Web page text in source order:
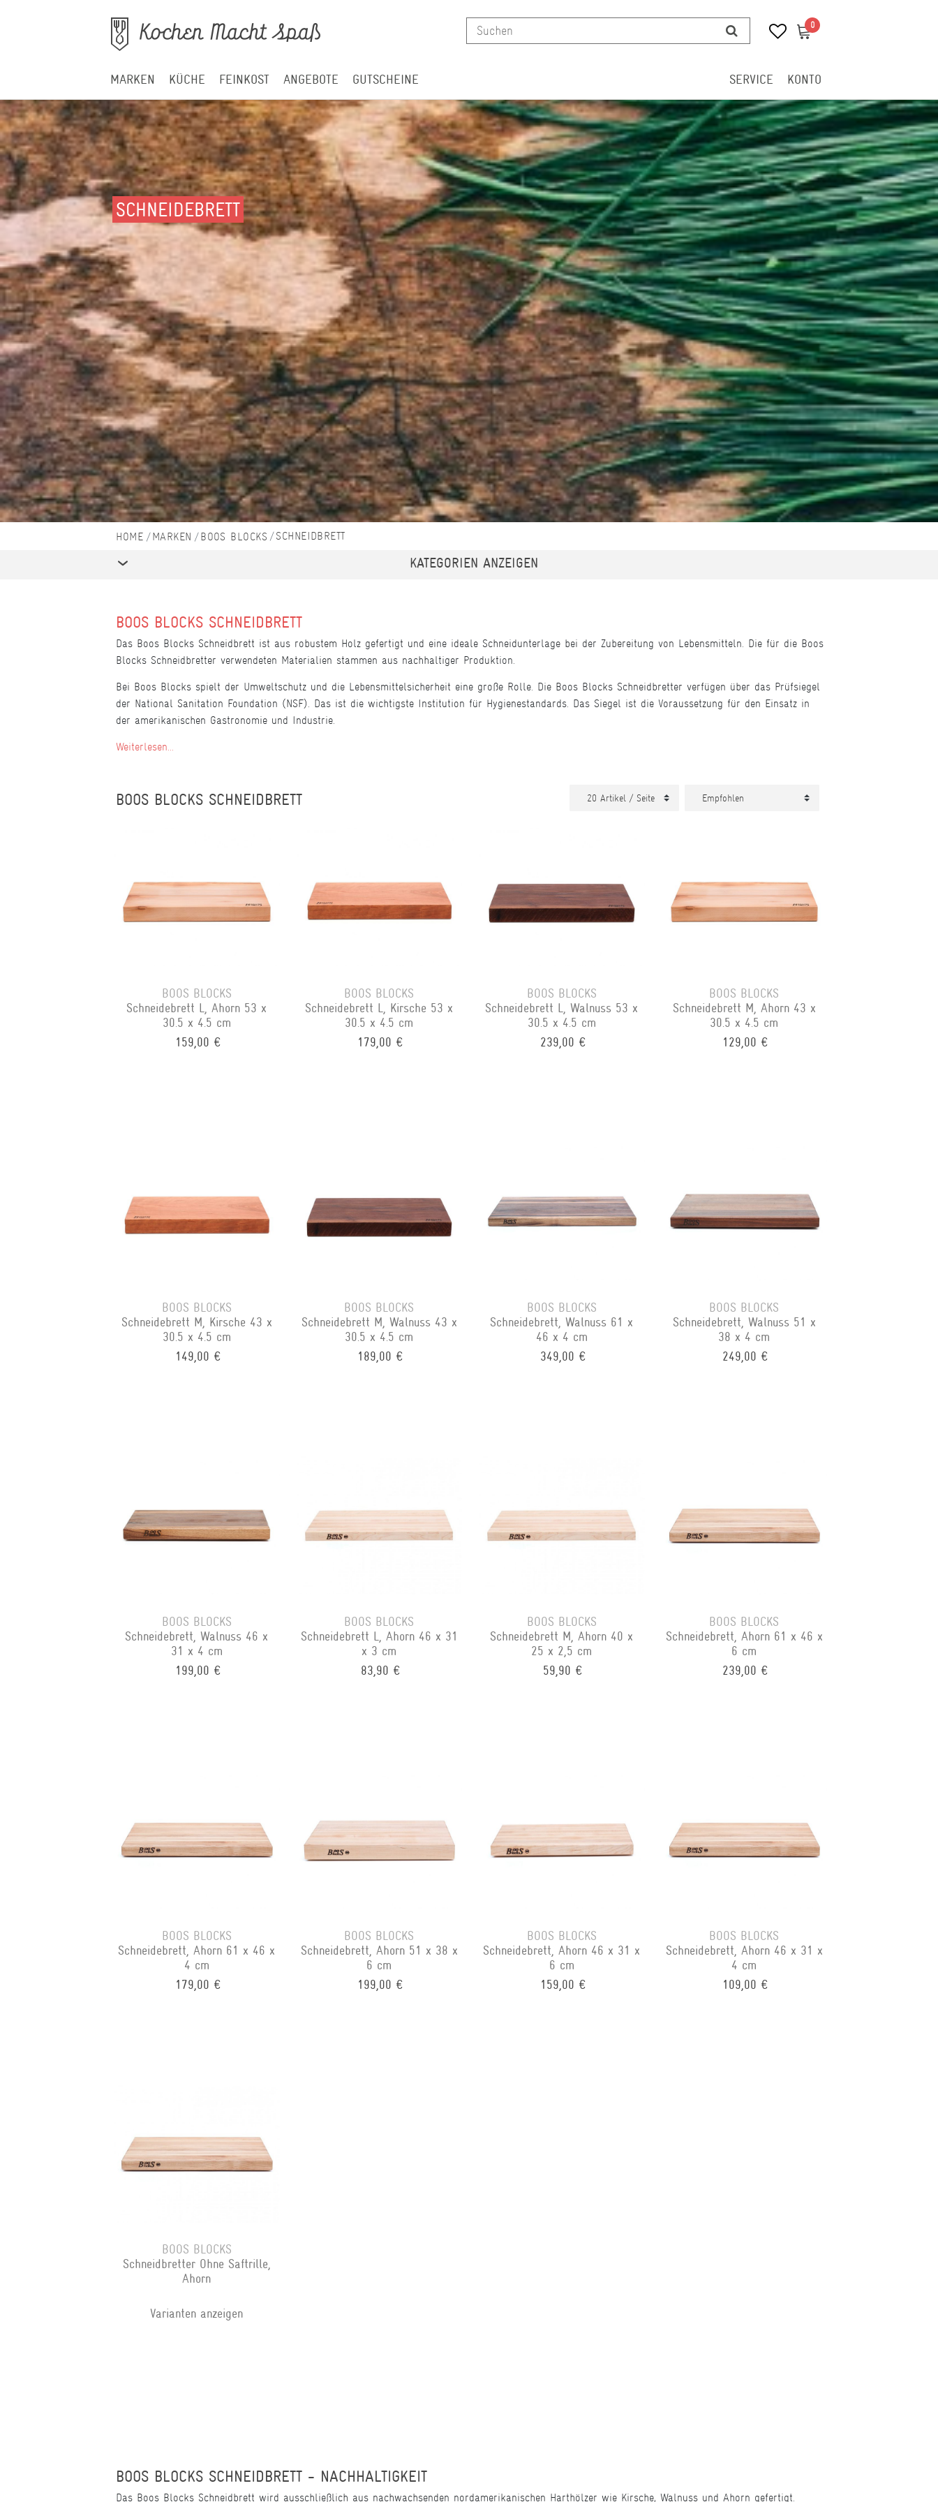
0 0
MARKEN KÜCHE FEINKOST ANGEBOTE GUTSCHEINE SERVICE KONTO
SCHNEIDEBRETT
MARKEN BOOS BLOCKS SCHNEIDBRETT
KATEGORIEN ANZEIGEN
BOOS BLOCKS SCHNEIDBRETT
Das Boos Blocks Schneidbrett ist aus robustem Holz gefertigt und eine ideale Schneidunterlage bei der Zubereitung von Lebensmitteln. Die für die Boos
Blocks Schneidbretter verwendeten Materialien stammen aus nachhaltiger Produktion.
Bei Boos Blocks spielt der Umweltschutz und die Lebensmittelsicherheit eine große Rolle. Die Boos Blocks Schneidbretter verfügen über das Prüfsiegel
der National Sanitation Foundation (NSF). Das ist die wichtigste Institution für Hygienestandards. Das Siegel ist die Voraussetzung für den Einsatz in
der amerikanischen Gastronomie und Industrie.
Weiterlesen...
BOOS BLOCKS SCHNEIDBRETT
BOOS BLOCKS
Schneidebrett L, Ahorn 53 x
30.5 x 4.5 cm
159,00 €
BOOS BLOCKS
Schneidebrett L, Kirsche 53 x
30.5 x 4.5 cm
179,00 €
BOOS BLOCKS
Schneidebrett L, Walnuss 53 x
30.5 x 4.5 cm
239,00 €
BOOS BLOCKS
Schneidebrett M, Ahorn 43 x
30.5 x 4.5 cm
129,00 €
BOOS BLOCKS
Schneidebrett M, Kirsche 43 x
30.5 x 4.5 cm
149,00 €
BOOS BLOCKS
Schneidebrett M, Walnuss 43 x
30.5 x 4.5 cm
189,00 €
BOOS BLOCKS
Schneidebrett, Walnuss 61 x
46 x 4 cm
349,00 €
BOOS BLOCKS
Schneidebrett, Walnuss 51 x
38 x 4 cm
249,00 €
BOOS BLOCKS
Schneidebrett, Walnuss 46 x
31 x 4 cm
199,00 €
BOOS BLOCKS
Schneidebrett L, Ahorn 46 x 31
x 3 cm
83,90 €
BOOS BLOCKS
Schneidebrett M, Ahorn 40 x
25 x 2,5 cm
59,90 €
BOOS BLOCKS
Schneidebrett, Ahorn 61 x 46 x
6 cm
239,00 €
BOOS BLOCKS
Schneidebrett, Ahorn 61 x 46 x
4 cm
179,00 €
BOOS BLOCKS
Schneidebrett, Ahorn 51 x 38 x
6 cm
199,00 €
BOOS BLOCKS
Schneidebrett, Ahorn 46 x 31 x
6 cm
159,00 €
BOOS BLOCKS
Schneidebrett, Ahorn 46 x 31 x
4 cm
109,00 €
BOOS BLOCKS
Schneidbretter Ohne Saftrille,
Ahorn
Varianten anzeigen
BOOS BLOCKS SCHNEIDBRETT - NACHHALTIGKEIT
Das Boos Blocks Schneidbrett wird ausschließlich aus nachwachsenden nordamerikanischen Harthölzer wie Kirsche, Walnuss und Ahorn gefertigt.